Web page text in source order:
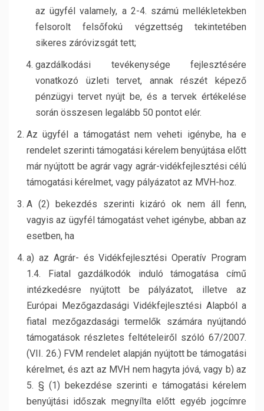
az ügyfél valamely, a 2-4. számú mellékletekben
felsorolt felsőfokú végzettség tekintetében
sikeres záróvizsgát tett;
gazdálkodási tevékenysége fejlesztésére
vonatkozó üzleti tervet, annak részét képező
pénzügyi tervet nyújt be, és a tervek értékelése
során összesen legalább 50 pontot elér.
Az ügyfél a támogatást nem veheti igénybe, ha e
rendelet szerinti támogatási kérelem benyújtása előtt
már nyújtott be agrár vagy agrár-vidékfejlesztési célú
támogatási kérelmet, vagy pályázatot az MVH-hoz.
A (2) bekezdés szerinti kizáró ok nem áll fenn,
vagyis az ügyfél támogatást vehet igénybe, abban az
esetben, ha
a) az Agrár- és Vidékfejlesztési Operatív Program
1.4. Fiatal gazdálkodók induló támogatása című
intézkedésre nyújtott be pályázatot, illetve az
Európai Mezőgazdasági Vidékfejlesztési Alapból a
fiatal mezőgazdasági termelők számára nyújtandó
támogatások részletes feltételeiről szóló 67/2007.
(VII. 26.) FVM rendelet alapján nyújtott be támogatási
kérelmet, és azt az MVH nem hagyta jóvá, vagy b) az
5. § (1) bekezdése szerinti e támogatási kérelem
benyújtási időszak megnyílta előtt egyéb jogcímre